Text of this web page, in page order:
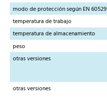
modo de protección según EN 60529
temperatura de trabajo
temperatura de almacenamiento
peso
otras versiones
otras versiones